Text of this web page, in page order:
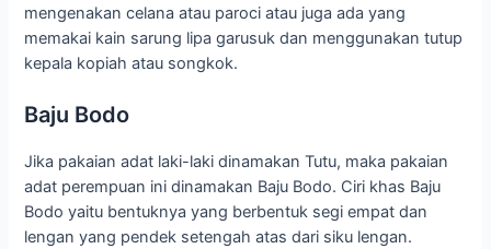
mengenakan celana atau paroci atau juga ada yang
memakai kain sarung lipa garusuk dan menggunakan tutup
kepala kopiah atau songkok.
Baju Bodo
Jika pakaian adat laki-laki dinamakan Tutu, maka pakaian
adat perempuan ini dinamakan Baju Bodo. Ciri khas Baju
Bodo yaitu bentuknya yang berbentuk segi empat dan
lengan yang pendek setengah atas dari siku lengan.